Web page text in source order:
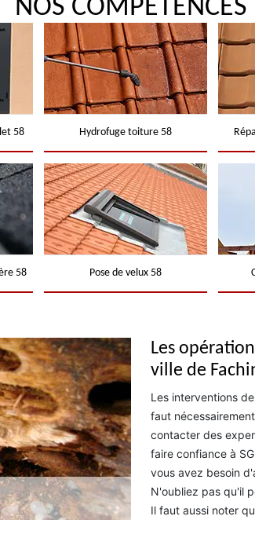
NOS COMPÉTENCES
58 Hydrofuge toiture 58
58 Pose de velux 58
Les
ville de
Les interventions
faut
contacter des
faire confiance à
vous avez besoin
N'oubliez pas qu'il
Il faut aussi noter